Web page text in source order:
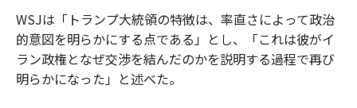
WSJは「トランプ大統領の特徴は、率直さによって政治
的意図を明らかにする点である」とし、「これは彼がイ
ラン政権となぜ交渉を結んだのかを説明する過程で再び
明らかになった」と述べた。